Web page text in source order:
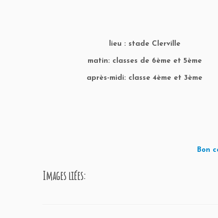
lieu : stade Clerville
matin: classes de 6ème et 5ème
après-midi: classe 4ème et 3ème
Bon
Images liées: